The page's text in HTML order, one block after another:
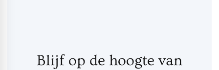
Blijf op de hoogte van